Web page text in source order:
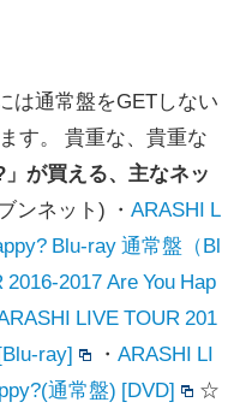
は通常盤をGETしない
す。 貴重な、貴重な
」が買える、主なネッ
ンネット) ・ ARASHI L
Blu-ray 通常盤（Bl
2017 Are You Hap
LIVE TOUR 201
ray]
・ ARASHI LI
通常盤) [DVD]
☆